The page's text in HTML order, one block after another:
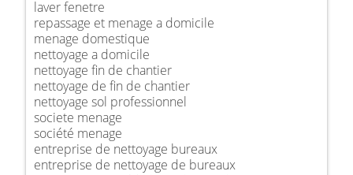
laver fenetre
repassage et menage a domicile
menage domestique
nettoyage a domicile
nettoyage fin de chantier
nettoyage de fin de chantier
nettoyage sol professionnel
societe menage
société menage
entreprise de nettoyage bureaux
entreprise de nettoyage de bureaux